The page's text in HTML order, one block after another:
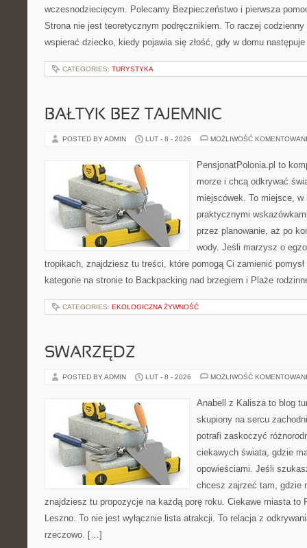
wczesnodziecięcym. Polecamy Bezpieczeństwo i pierwsza
Strona nie jest teoretycznym podręcznikiem. To raczej
wspierać dziecko, kiedy pojawia się złość, gdy w domu
CATEGORIES: TURYSTYKA
BAŁTYK BEZ TAJEMNIC
POSTED BY ADMIN LUT - 8 - 2026 MOŻLIWOŚĆ
PensjonatPolonia.pl to
morze i chcą odkrywać
miejscówek. To miejsce,
praktycznymi
przez planowanie, aż po
wody. Jeśli marzysz o
tropikach, znajdziesz tu treści, które pomogą Ci zamienić pomysł
kategorie na stronie to Backpacking nad brzegiem i Plaże
CATEGORIES: EKOLOGICZNA ŻYWNOŚĆ
SWARZĘDZ
POSTED BY ADMIN LUT - 8 - 2026 MOŻLIWOŚĆ
Anabell z Kalisza to blog
skupiony na sercu
potrafi zaskoczyć
ciekawych świata, gdzie
opowieściami. Jeśli
chcesz zajrzeć tam, gdzie
znajdziesz tu propozycje na każdą porę roku. Ciekawe miasta to
Leszno. To nie jest wyłącznie lista atrakcji. To relacja z
rzeczowo. […]